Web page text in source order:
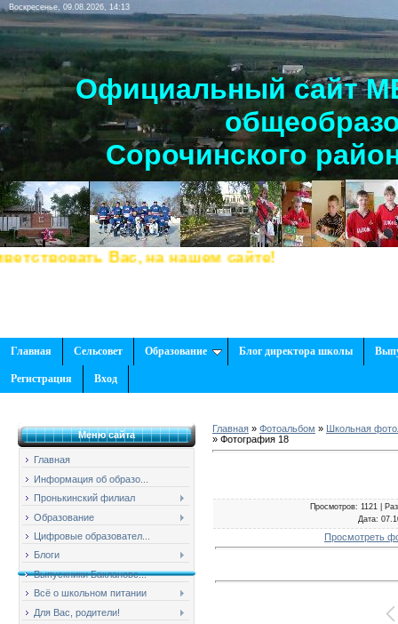
Воскресенье, 09.08.2026, 14:13
Официальный сайт
Сорочинского
Вас, на нашем сайте!
Главная Сельсовет Образование Блог директора школы
Регистрация Вход
Меню сайта
Главная
Информация об образо...
Пронькинский филиал
Образование
Цифровые образовател...
Блоги
Выпускники Баклановс...
Всё о школьном питании
Для Вас, родители!
Главная » Фотоальбом » Школьная
» Фотография 18
Просмотров: 1121 |
Дата:
Просмотреть